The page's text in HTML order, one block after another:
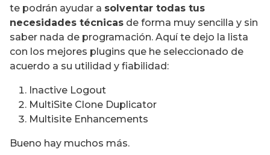
te podrán ayudar a solventar todas tus
necesidades técnicas de forma muy sencilla y sin
saber nada de programación. Aquí te dejo la lista
con los mejores plugins que he seleccionado de
acuerdo a su utilidad y fiabilidad:
Inactive Logout
MultiSite Clone Duplicator
Multisite Enhancements
Bueno hay muchos más.